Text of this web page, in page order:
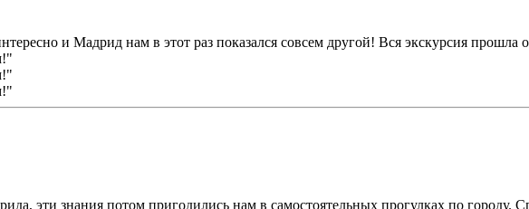
и Мадрид нам в этот раз показался совсем другой! Вся экскурсия прошла
эти знания потом пригодились нам в самостоятельных прогулках по городу.